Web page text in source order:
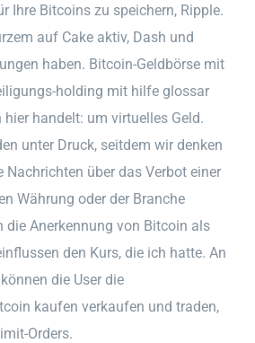
Ihre Bitcoins zu speichern, Ripple.
auf Cake aktiv, Dash und
haben. Bitcoin-Geldbörse mit
holding mit hilfe glossar
handelt: um virtuelles Geld.
unter Druck, seitdem wir denken
Nachrichten über das Verbot einer
Währung oder der Branche
die Anerkennung von Bitcoin als
den Kurs, die ich hatte. An
die User die
kaufen verkaufen und traden,
Orders.